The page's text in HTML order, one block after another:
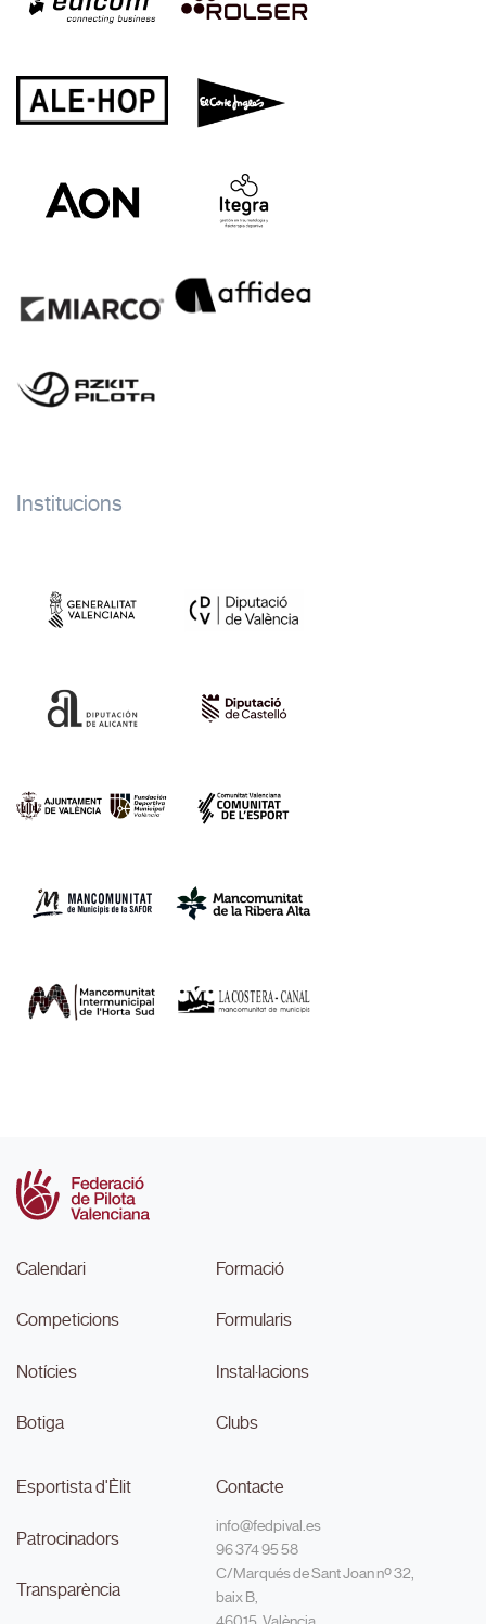
Institucions
Calendari
Competicions
Notícies
Botiga
Formació
Formularis
Instal·lacions
Clubs
Esportista d'Èlit
Patrocinadors
Transparència
Contacte
info@fedpival.es
96 374 95 58
C/Marqués de Sant Joan nº 32,
baix B,